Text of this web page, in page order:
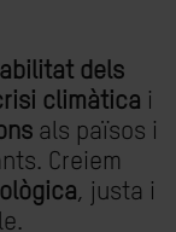
dels
climàtica i
als països i
Creiem
, justa i